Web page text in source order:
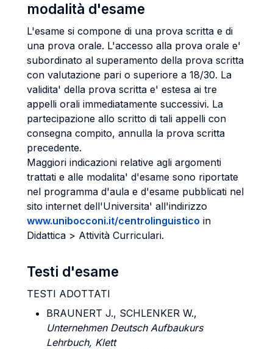
modalità d'esame
L'esame si compone di una prova scritta e di
una prova orale. L'accesso alla prova orale e'
subordinato al superamento della prova scritta
con valutazione pari o superiore a 18/30. La
validita' della prova scritta e' estesa ai tre
appelli orali immediatamente successivi. La
partecipazione allo scritto di tali appelli con
consegna compito, annulla la prova scritta
precedente.
Maggiori indicazioni relative agli argomenti
trattati e alle modalita' d'esame sono riportate
nel programma d'aula e d'esame pubblicati nel
sito internet dell'Universita' all'indirizzo
www.unibocconi.it/centrolinguistico in
Didattica > Attività Curriculari.
Testi d'esame
TESTI ADOTTATI
BRAUNERT J., SCHLENKER W.,
Unternehmen Deutsch Aufbaukurs
Lehrbuch, Klett